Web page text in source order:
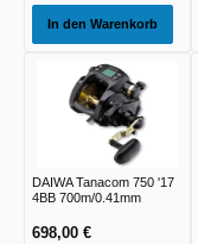
In den Warenkorb
DAIWA Tanacom 750 '17
4BB 700m/0.41mm
698,00 €